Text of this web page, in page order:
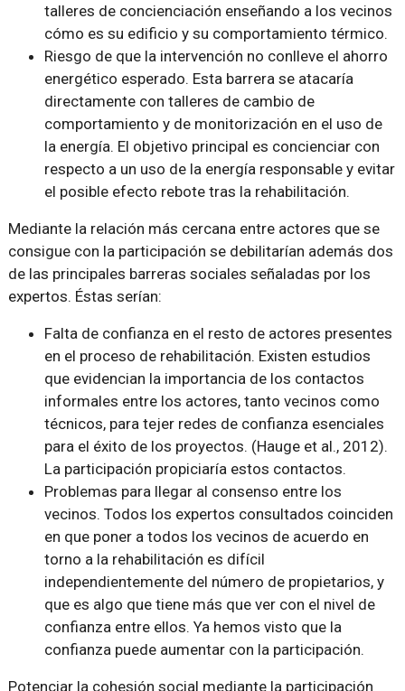
talleres de concienciación enseñando a los vecinos
cómo es su edificio y su comportamiento térmico.
Riesgo de que la intervención no conlleve el ahorro
energético esperado. Esta barrera se atacaría
directamente con talleres de cambio de
comportamiento y de monitorización en el uso de
la energía. El objetivo principal es concienciar con
respecto a un uso de la energía responsable y evitar
el posible efecto rebote tras la rehabilitación.
Mediante la relación más cercana entre actores que se
consigue con la participación se debilitarían además dos
de las principales barreras sociales señaladas por los
expertos. Éstas serían:
Falta de confianza en el resto de actores presentes
en el proceso de rehabilitación. Existen estudios
que evidencian la importancia de los contactos
informales entre los actores, tanto vecinos como
técnicos, para tejer redes de confianza esenciales
para el éxito de los proyectos. (Hauge et al., 2012).
La participación propiciaría estos contactos.
Problemas para llegar al consenso entre los
vecinos. Todos los expertos consultados coinciden
en que poner a todos los vecinos de acuerdo en
torno a la rehabilitación es difícil
independientemente del número de propietarios, y
que es algo que tiene más que ver con el nivel de
confianza entre ellos. Ya hemos visto que la
confianza puede aumentar con la participación.
Potenciar la cohesión social mediante la participación